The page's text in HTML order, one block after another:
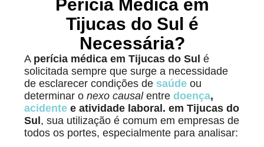
Perícia Médica em
Tijucas do Sul é
Necessária?
A perícia médica em Tijucas do Sul é
solicitada sempre que surge a necessidade
de esclarecer condições de saúde ou
determinar onexo causalentredoença,
acidente e atividade laboral. em Tijucas do
Sul , sua utilização é comum em empresas de
todos os portes, especialmente para analisar: